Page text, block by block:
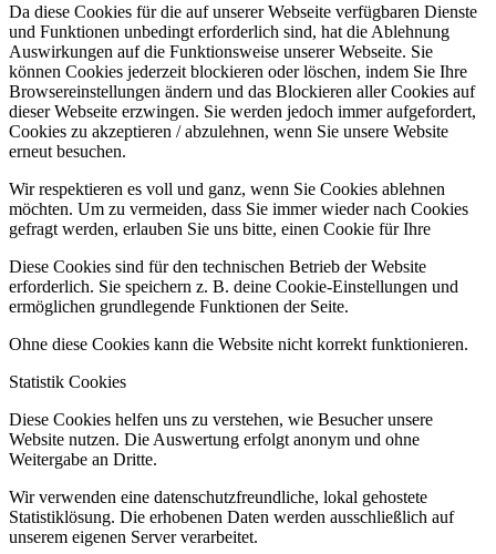
Da diese Cookies für die auf unserer Webseite verfügbaren Dienste
und Funktionen unbedingt erforderlich sind, hat die Ablehnung
Auswirkungen auf die Funktionsweise unserer Webseite. Sie
können Cookies jederzeit blockieren oder löschen, indem Sie Ihre
Browsereinstellungen ändern und das Blockieren aller Cookies auf
dieser Webseite erzwingen. Sie werden jedoch immer aufgefordert,
Cookies zu akzeptieren / abzulehnen, wenn Sie unsere Website
erneut besuchen.
Wir respektieren es voll und ganz, wenn Sie Cookies ablehnen
möchten. Um zu vermeiden, dass Sie immer wieder nach Cookies
gefragt werden, erlauben Sie uns bitte, einen Cookie für Ihre
Diese Cookies sind für den technischen Betrieb der Website
erforderlich. Sie speichern z. B. deine Cookie-Einstellungen und
ermöglichen grundlegende Funktionen der Seite.
Ohne diese Cookies kann die Website nicht korrekt funktionieren.
Statistik Cookies
Diese Cookies helfen uns zu verstehen, wie Besucher unsere
Website nutzen. Die Auswertung erfolgt anonym und ohne
Weitergabe an Dritte.
Wir verwenden eine datenschutzfreundliche, lokal gehostete
Statistiklösung. Die erhobenen Daten werden ausschließlich auf
unserem eigenen Server verarbeitet.